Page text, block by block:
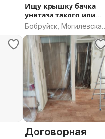
Ищу крышку бачка
унитаза такого или
близкого
Бобруйск, Могилевская
область
Договорная